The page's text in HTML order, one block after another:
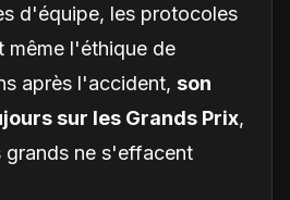
d'équipe, les protocoles
même l'éthique de
après l'accident, son
sur les Grands Prix,
grands ne s'effacent